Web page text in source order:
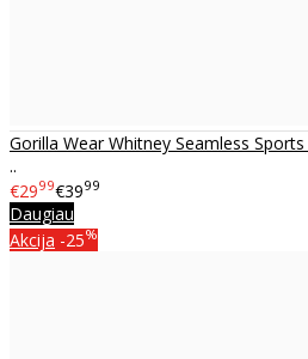
Gorilla Wear Whitney Seamless
..
€2999€3999
Daugiau
Akcija -25%